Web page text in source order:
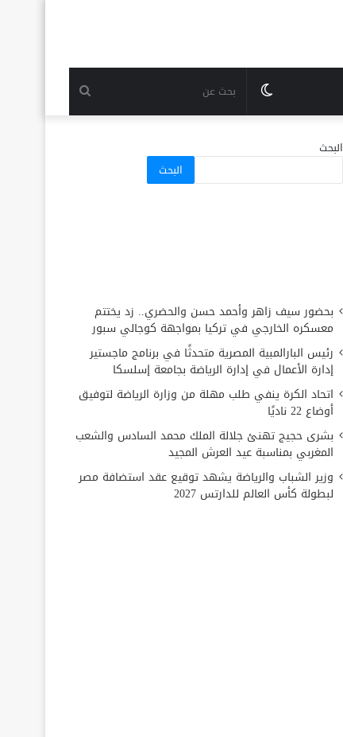
بحث
الوضع
البحث
البحث
بحضور سيف زاهر وأحمد حسن والحضري.. زد يختتم
معسكره الخارجي في تركيا بمواجهة كوجالي سبور
رئيس البارالمبية المصرية متحدثًا في برنامج ماجستير
إدارة الأعمال في إدارة الرياضة بجامعة إسلسكا
اتحاد الكرة ينفي طلب مهلة من وزارة الرياضة لتوفيق
أوضاع 22 ناديًا
بشرى حجيج تهنئ جلالة الملك محمد السادس والشعب
المغربي بمناسبة عيد العرش المجيد
وزير الشباب والرياضة يشهد توقيع عقد استضافة مصر
لبطولة كأس العالم للدارتس 2027